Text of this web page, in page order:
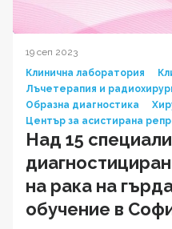
19 сеп 2023
Клинична лаборатория
Лъчетерапия и
Образна диагностика
Център за асистирана
Над 15
на рака на
обучение в